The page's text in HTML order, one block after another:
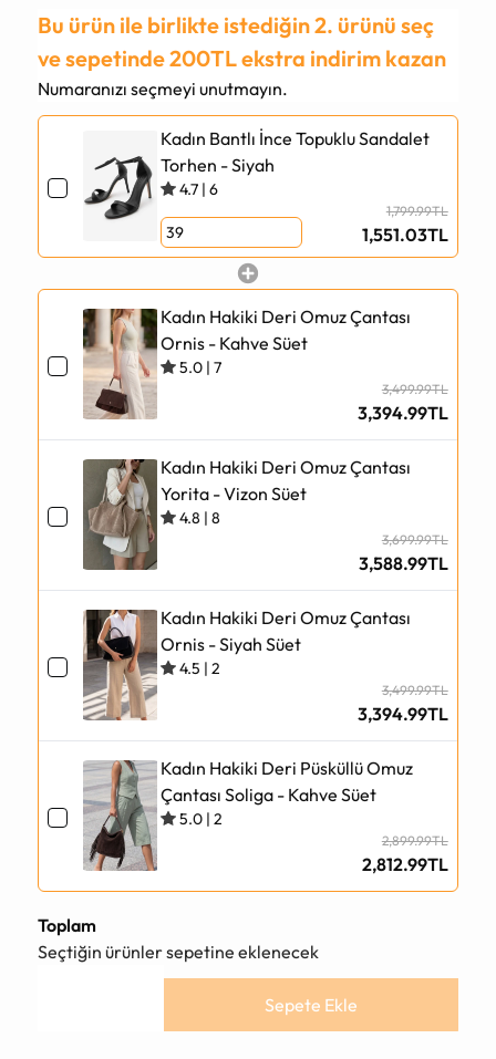
Bu ürün ile birlikte istediğin 2. ürünü seç
ve sepetinde 200TL ekstra indirim kazan
Numaranızı seçmeyi unutmayın.
Kadın Bantlı İnce Topuklu Sandalet
Torhen - Siyah
4.7| 6
1,799.99TL
1,551.03TL
Kadın Hakiki Deri Omuz Çantası
Ornis - Kahve Süet
5.0| 7
3,499.99TL
3,394.99TL
Kadın Hakiki Deri Omuz Çantası
Yorita - Vizon Süet
4.8 | 8
3,699.99TL
3,588.99TL
Kadın Hakiki Deri Omuz Çantası
Ornis - Siyah Süet
4.5 | 2
3,499.99TL
3,394.99TL
Kadın Hakiki Deri Püsküllü Omuz
Çantası Soliga - Kahve Süet
5.0| 2
2,899.99TL
2,812.99TL
Toplam
Seçtiğin ürünler sepetine eklenecek
Sepete Ekle